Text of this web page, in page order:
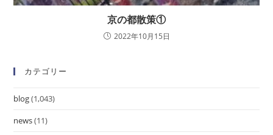
京の都散策①
2022年10月15日
カテゴリー
blog(1,043)
news(11)